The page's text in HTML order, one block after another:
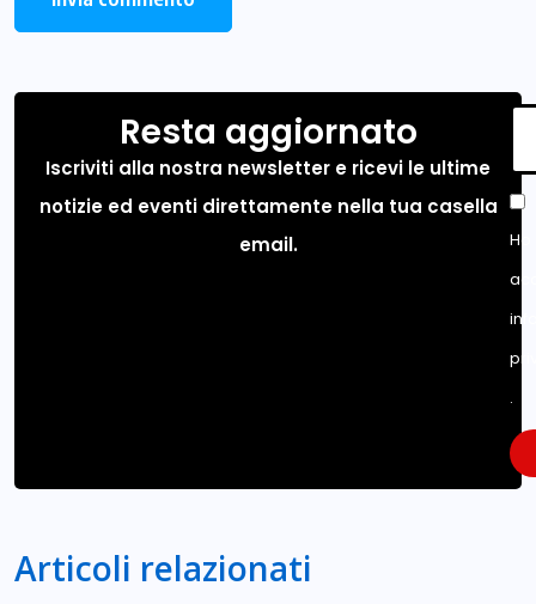
Resta aggiornato
Iscriviti alla nostra newsletter e ricevi le ultime
notizie ed eventi direttamente nella tua casella
email.
.
Articoli relazionati